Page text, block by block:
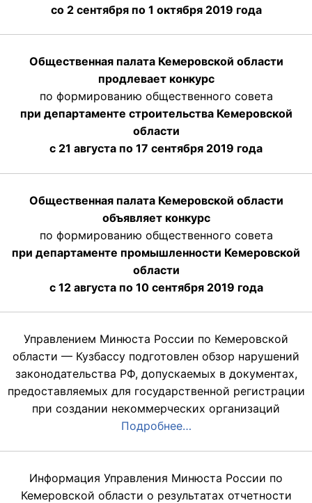
со 2 сентября по 1 октября 2019 года
Общественная палата Кемеровской области
продлевает конкурс
по формированию общественного совета
при департаменте строительства Кемеровской
области
с 21 августа по 17 сентября 2019 года
Общественная палата Кемеровской области
объявляет конкурс
по формированию общественного совета
при департаменте промышленности Кемеровской
области
с 12 августа по 10 сентября 2019 года
Управлением Минюста России по Кемеровской
области — Кузбассу подготовлен обзор нарушений
законодательства РФ, допускаемых в документах,
предоставляемых для государственной регистрации
при создании некоммерческих организаций
Подробнее…
Информация Управления Минюста России по
Кемеровской области о результатах отчетности